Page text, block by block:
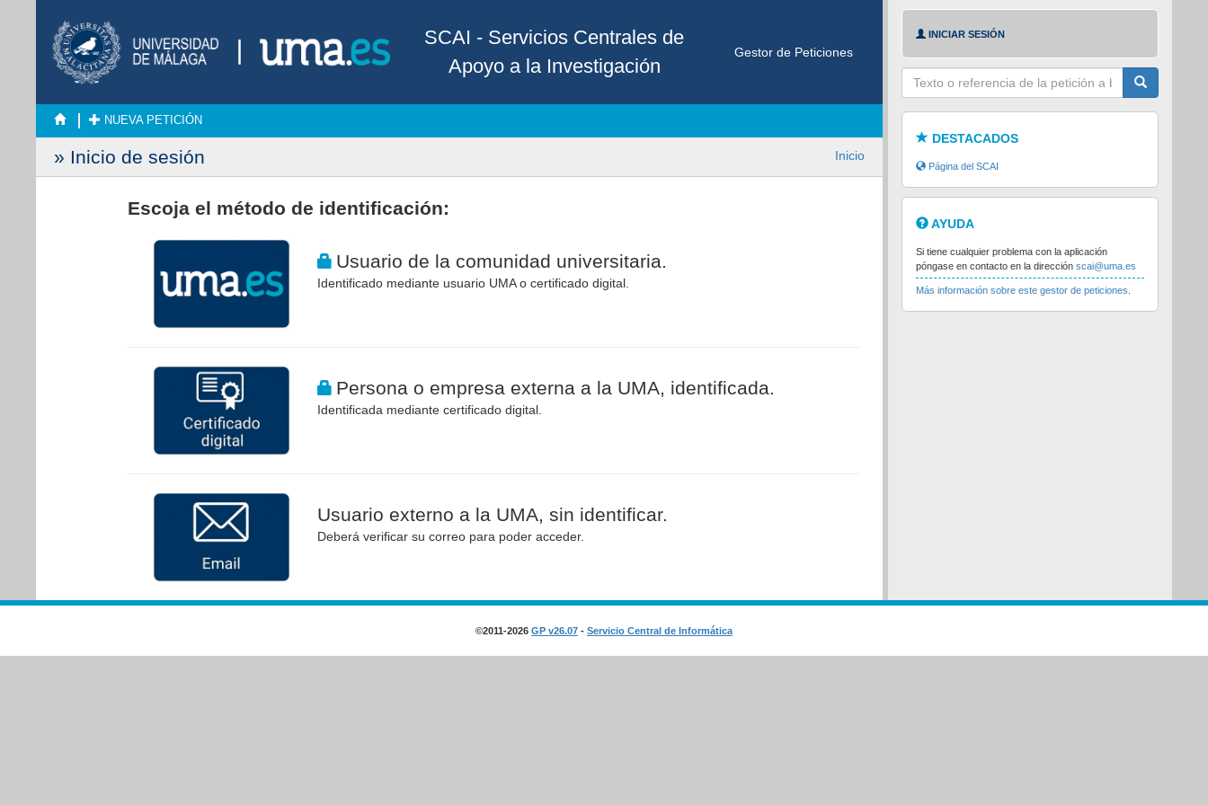
SCAI - Servicios Centrales de
Apoyo a la Investigación
Gestor de Peticiones
NUEVA PETICIÓN
» Inicio de sesión Inicio
Escoja el método de identificación:
Usuario de la comunidad universitaria.
Identificado mediante usuario UMA o certificado digital.
Persona o empresa externa a la UMA, identificada.
Identificada mediante certificado digital.
Usuario externo a la UMA, sin identificar.
Deberá verificar su correo para poder acceder.
INICIAR SESIÓN
Texto
a
buscar
DESTACADOS
Página del SCAI
AYUDA
Si tiene cualquier problema con la aplicación
póngase en contacto en la dirección scai@uma.es
Más información sobre este gestor de peticiones
©2011-2026 GP v26.07 - Servicio Central de Informática